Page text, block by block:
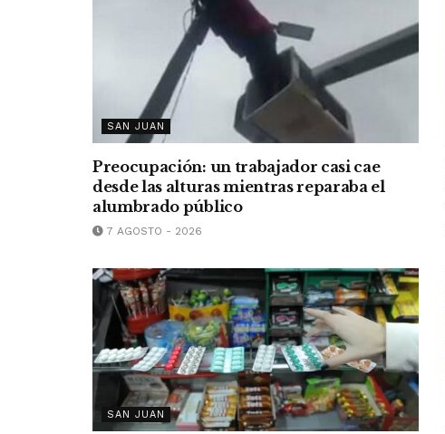
SAN JUAN
Preocupación: un trabajador casi cae
desde las alturas mientras reparaba el
alumbrado público
7 AGOSTO - 2026
SAN JUAN